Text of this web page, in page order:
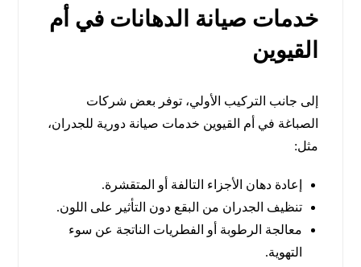
خدمات صيانة الدهانات في أم
القيوين
إلى جانب التركيب الأولي، توفر بعض شركات
الصباغة في أم القيوين خدمات صيانة دورية للجدران،
مثل:
إعادة دهان الأجزاء التالفة أو المتقشرة.
تنظيف الجدران من البقع دون التأثير على اللون.
معالجة الرطوبة أو الفطريات الناتجة عن سوء
التهوية.